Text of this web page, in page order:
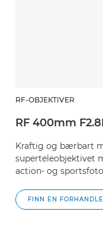
RF-OBJEKTIVER
RF 400mm
Kraftig og bærbart
superteleobjektivet
action- og
FINN EN